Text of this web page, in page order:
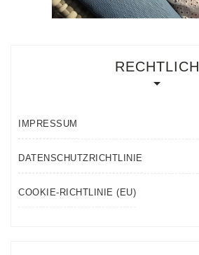
RECHTLICH
IMPRESSUM
DATENSCHUTZRICHTLINIE
COOKIE-RICHTLINIE (EU)